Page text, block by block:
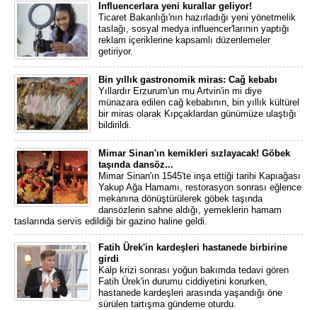
Influencerlara yeni kurallar geliyor!
Ticaret Bakanlığı'nın hazırladığı yeni yönetmelik
taslağı, sosyal medya influencer'larının yaptığı
reklam içeriklerine kapsamlı düzenlemeler
getiriyor.
Bin yıllık gastronomik miras: Cağ kebabı
Yıllardır Erzurum'un mu Artvin'in mi diye
münazara edilen cağ kebabının, bin yıllık kültürel
bir miras olarak Kıpçaklardan günümüze ulaştığı
bildirildi.
Mimar Sinan'ın kemikleri sızlayacak! Göbek
taşında dansöz...
Mimar Sinan'ın 1545'te inşa ettiği tarihi Kapıağası
Yakup Ağa Hamamı, restorasyon sonrası eğlence
mekanına dönüştürülerek göbek taşında
dansözlerin sahne aldığı, yemeklerin hamam
taslarında servis edildiği bir gazino haline geldi.
Fatih Ürek'in kardeşleri hastanede birbirine
girdi
Kalp krizi sonrası yoğun bakımda tedavi gören
Fatih Ürek'in durumu ciddiyetini korurken,
hastanede kardeşleri arasında yaşandığı öne
sürülen tartışma gündeme oturdu.